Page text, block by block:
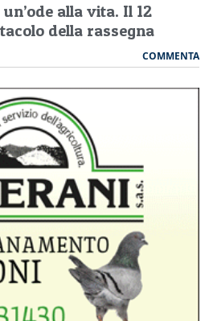
alla vita. Il 12
della rassegna
COMMENTA